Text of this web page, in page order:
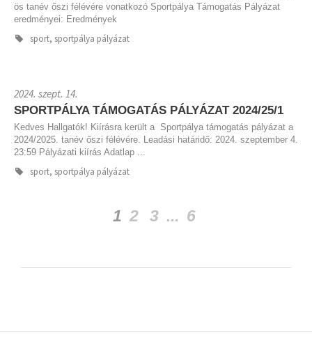
ös tanév őszi félévére vonatkozó Sportpálya Támogatás Pályázat
eredményei: Eredmények
sport, sportpálya pályázat
2024. szept. 14.
SPORTPÁLYA TÁMOGATÁS PÁLYÁZAT 2024/25/1
Kedves Hallgatók! Kiírásra került a Sportpálya támogatás pályázat a
2024/2025. tanév őszi félévére. Leadási határidő: 2024. szeptember 4.
23:59 Pályázati kiírás Adatlap ...
sport, sportpálya pályázat
1 2 3 ... 6